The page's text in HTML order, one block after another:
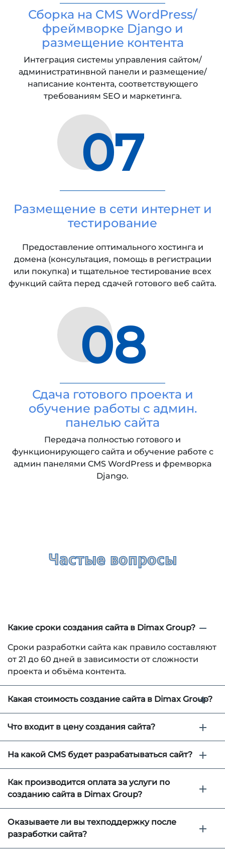
Сборка на CMS WordPress/
фреймворке Django и
размещение контента
Интеграция системы управления сайтом/
администратинвной панели и размещение/
написание контента, соответствующего
требованиям SEO и маркетинга.
07
Размещение в сети интернет и
тестирование
Предоставление оптимального хостинга и
домена (консультация, помощь в регистрации
или покупка) и тщательное тестирование всех
функций сайта перед сдачей готового веб сайта.
08
Сдача готового проекта и
обучение работы с админ.
панелью сайта
Передача полностью готового и
функционирующего сайта и обучение работе с
админ панелями CMS WordPress и фремворка
Django.
Частые вопросы
Какие сроки создания сайта в Dimax Group?
Cроки разработки сайта как правило составляют
от 21 до 60 дней в зависимости от сложности
проекта и объёма контента.
Какая стоимость создание сайта в Dimax Group?
Что входит в цену создания сайта?
На какой CMS будет разрабатываться сайт?
Как производится оплата за услуги по
созданию сайта в Dimax Group?
Оказываете ли вы техподдержку после
разработки сайта?